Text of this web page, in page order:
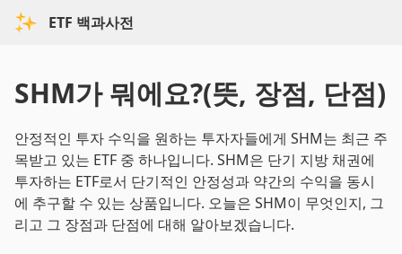
ETF 백과사전
SHM가 뭐에요?(뜻, 장점, 단점)
안정적인 투자 수익을 원하는 투자자들에게 SHM는 최근 주
목받고 있는 ETF 중 하나입니다. SHM은 단기 지방 채권에
투자하는 ETF로서 단기적인 안정성과 약간의 수익을 동시
에 추구할 수 있는 상품입니다. 오늘은 SHM이 무엇인지, 그
리고 그 장점과 단점에 대해 알아보겠습니다.